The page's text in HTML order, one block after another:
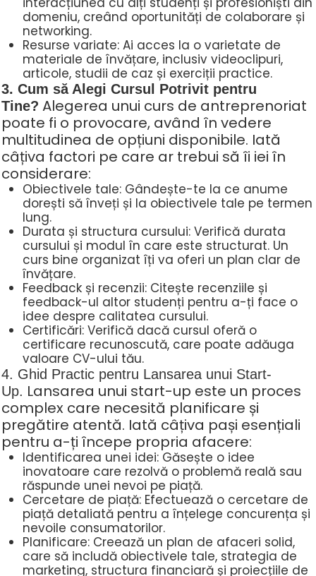
domeniu, creând oportunități de colaborare și
networking.
Resurse variate: Ai acces la o varietate de
materiale de învățare, inclusiv videoclipuri,
articole, studii de caz și exerciții practice.
3. Cum să Alegi Cursul Potrivit pentru
Tine? Alegerea unui curs de antreprenoriat
poate fi o provocare, având în vedere
multitudinea de opțiuni disponibile. Iată
câțiva factori pe care ar trebui să îi iei în
considerare:
Obiectivele tale: Gândește-te la ce anume
dorești să înveți și la obiectivele tale pe termen
lung.
Durata și structura cursului: Verifică durata
cursului și modul în care este structurat. Un
curs bine organizat îți va oferi un plan clar de
învățare.
Feedback și recenzii: Citește recenziile și
feedback-ul altor studenți pentru a-ți face o
idee despre calitatea cursului.
Certificări: Verifică dacă cursul oferă o
certificare recunoscută, care poate adăuga
valoare CV-ului tău.
4. Ghid Practic pentru Lansarea unui Start-
Up. Lansarea unui start-up este un proces
complex care necesită planificare și
pregătire atentă. Iată câțiva pași esențiali
pentru a-ți începe propria afacere:
Identificarea unei idei: Găsește o idee
inovatoare care rezolvă o problemă reală sau
răspunde unei nevoi pe piață.
Cercetare de piață: Efectuează o cercetare de
piață detaliată pentru a înțelege concurența și
nevoile consumatorilor.
Planificare: Creează un plan de afaceri solid,
care să includă obiectivele tale, strategia de
marketing, structura financiară și proiecțiile de